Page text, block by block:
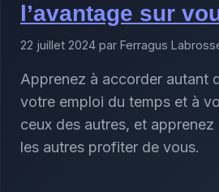
l’avantage sur
22 juillet 2024 par Ferragus
Apprenez à accorder autant
votre emploi du temps et à
ceux des autres, et apprenez
les autres profiter de vous.